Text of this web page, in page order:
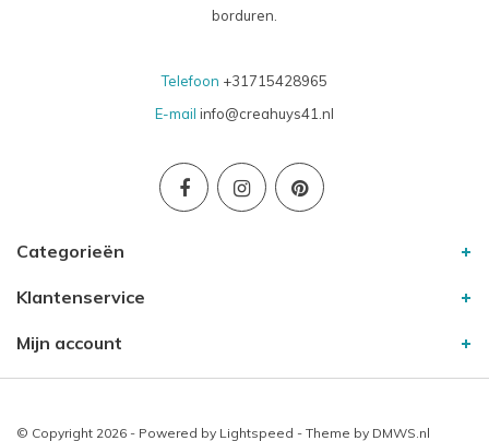
borduren.
Telefoon +31715428965
E-mail info@creahuys41.nl
Categorieën
Klantenservice
Mijn account
© Copyright 2026 - Powered by Lightspeed - Theme by DMWS.nl